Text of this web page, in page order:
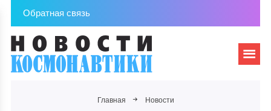
Обратная связь
Главная Новости